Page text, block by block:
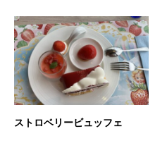
ストロベリービュッフェ